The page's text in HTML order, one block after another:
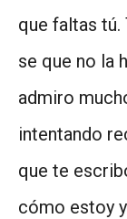
que faltas tú.
se que no la
admiro
intentando
que te
cómo estoy